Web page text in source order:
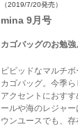
（2019/7/20発売）
mina 9月号
カゴバッグのお勉強
ビビッドなマルチ
カゴバッグ。今季
アクセントにおす
ールや海のレジャ
ウンユースでも、存